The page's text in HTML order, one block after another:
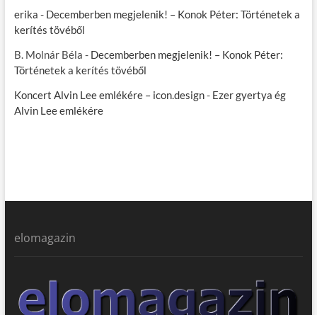
erika - Decemberben megjelenik! – Konok Péter: Történetek a
kerítés tövéből
B. Molnár Béla - Decemberben megjelenik! – Konok Péter:
Történetek a kerítés tövéből
Koncert Alvin Lee emlékére – icon.design- Ezer gyertya ég
Alvin Lee emlékére
elomagazin